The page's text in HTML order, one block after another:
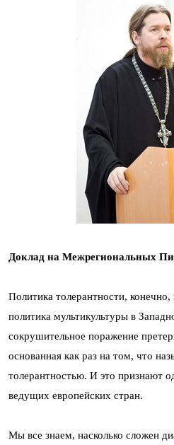
Доклад на Межрегиональных
Политика толерантности,
политика мультикультуры в
сокрушительное поражение
основанная как раз на том, что
толерантностью. И это признают
ведущих европейских стран.
Мы все знаем, насколько сложен